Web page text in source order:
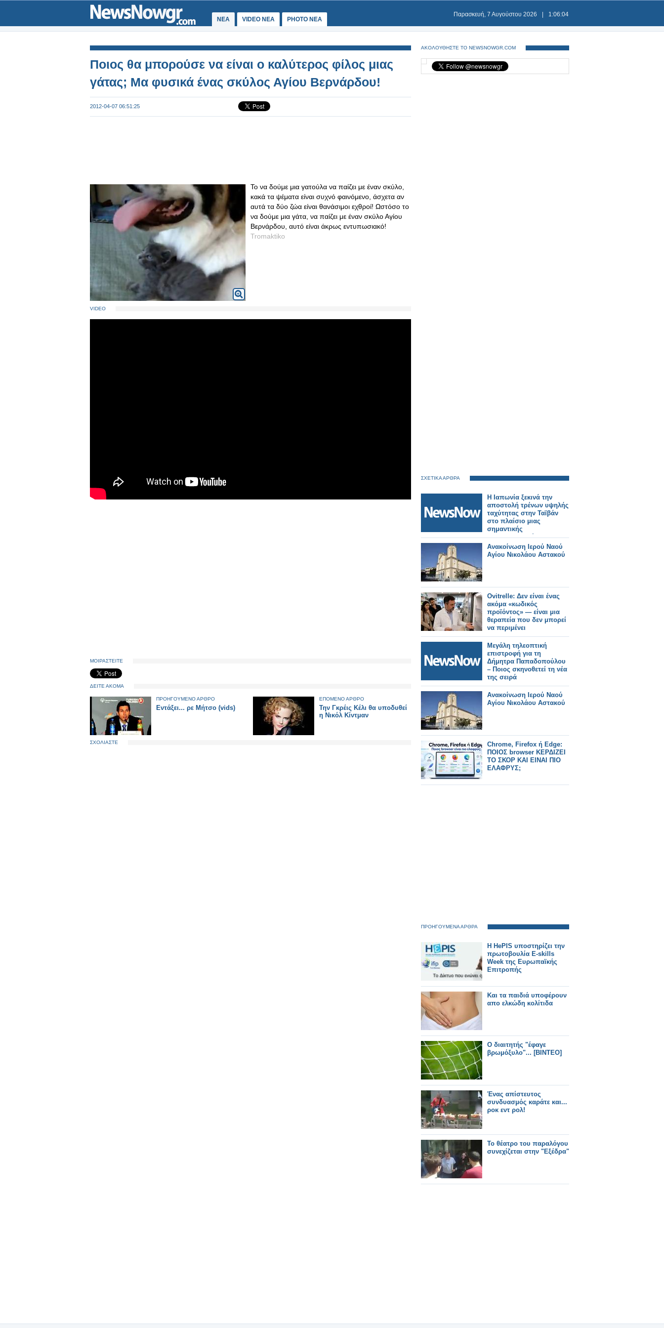
ΝΕΑ VIDEO NEA PHOTO NEA
Παρασκευή, 7 Αυγούστου 2026 1:06:05
Ποιος θα μπορούσε να είναι ο καλύτερος φίλος μιας
γάτας; Μα φυσικά ένας σκύλος Αγίου Βερνάρδου!
2012-04-07 06:51:25
Το να δούμε μια γατούλα να παίζει με έναν σκύλο,
κακά τα ψέματα είναι συχνό φαινόμενο, άσχετα αν
αυτά τα δύο ζώα είναι θανάσιμοι εχθροί! Ωστόσο το
να δούμε μια γάτα, να παίζει με έναν σκύλο Αγίου
Βερνάρδου, αυτό είναι άκρως εντυπωσιακό!
Tromaktiko
VIDEO
ΜΟΙΡΑΣΤΕΙΤΕ
ΔΕΙΤΕ ΑΚΟΜΑ
ΠΡΟΗΓΟΥΜΕΝΟ ΑΡΘΡΟ
Εντάξει... ρε Μήτσο (vids)
ΕΠΟΜΕΝΟ ΑΡΘΡΟ
Την Γκρέις Κέλι θα υποδυθεί
η Νικόλ Κίντμαν
ΣΧΟΛΙΑΣΤΕ
ΑΚΟΛΟΥΘΗΣΤΕ ΤΟ NEWSNOWGR.COM
ΣΧΕΤΙΚΑ ΑΡΘΡΑ
Η Ιαπωνία ξεκινά την
αποστολή τρένων υψηλής
ταχύτητας στην Ταϊβάν
στο πλαίσιο μιας
σημαντικής
σιδηροδρομικής
παραγγελίας.
Ανακοίνωση Ιερού Ναού
Αγίου Νικολάου Αστακού
Ovitrelle: Δεν είναι ένας
ακόμα «κωδικός
προϊόντος» — είναι μια
θεραπεία που δεν μπορεί
να περιμένει
Μεγάλη τηλεοπτική
επιστροφή για τη
Δήμητρα Παπαδοπούλου
– Ποιος σκηνοθετεί τη νέα
της σειρά
Ανακοίνωση Ιερού Ναού
Αγίου Νικολάου Αστακού
Chrome, Firefox ή Edge:
ΠΟΙΟΣ browser ΚΕΡΔΙΖΕΙ
ΤΟ ΣΚΟΡ ΚΑΙ ΕΙΝΑΙ ΠΙΟ
ΕΛΑΦΡΥΣ;
ΠΡΟΗΓΟΥΜΕΝΑ ΑΡΘΡΑ
H HePIS υποστηρίζει την
πρωτοβουλία E-skills
Week της Eυρωπαϊκής
Επιτροπής
Και τα παιδιά υποφέρουν
απο ελκώδη κολίτιδα
Ο διαιτητής "έφαγε
βρωμόξυλο"... [ΒΙΝΤΕΟ]
Ένας απίστευτος
συνδυασμός καράτε και...
ροκ εντ ρολ!
Το θέατρο του παραλόγου
συνεχίζεται στην "Εξέδρα"